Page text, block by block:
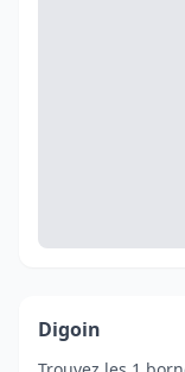
Digoin